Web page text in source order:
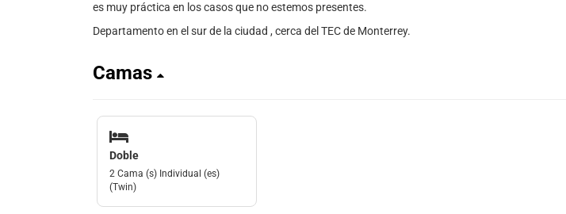
es muy práctica en los casos que no estemos presentes.
Departamento en el sur de la ciudad , cerca del TEC de Monterrey.
Camas
Doble
2 Cama (s) Individual (es)
(Twin)